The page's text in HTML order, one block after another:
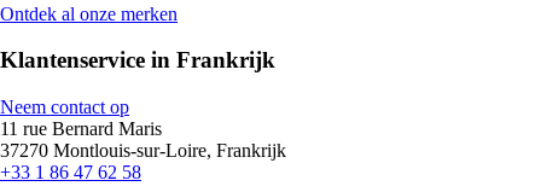
Ontdek al onze merken
Klantenservice in Frankrijk
Neem contact op
11 rue Bernard Maris
37270 Montlouis-sur-Loire, Frankrijk
+33 1 86 47 62 58